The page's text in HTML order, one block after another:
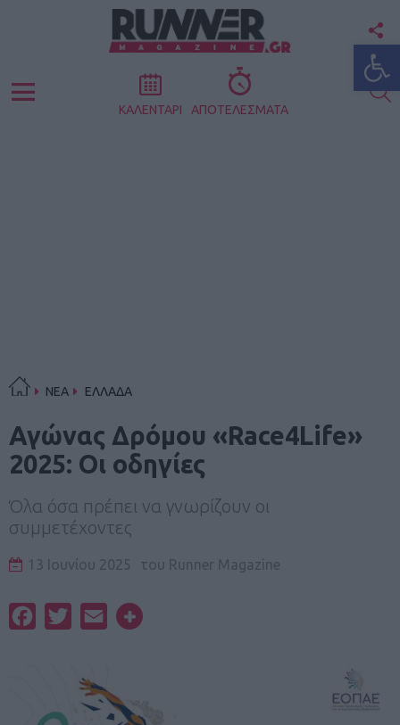
Menu ΚΑΛΕΝΤΑΡΙ ΑΠΟΤΕΛΕΣΜΑΤΑ
ΝΕΑ ΕΛΛΑΔΑ
Αγώνας Δρόμου «Race4Life»
2025: Οι οδηγίες
Όλα όσα πρέπει να γνωρίζουν οι
συμμετέχοντες
13 Ιουνίου 2025 του Runner Magazine
FacebookTwitterEmail